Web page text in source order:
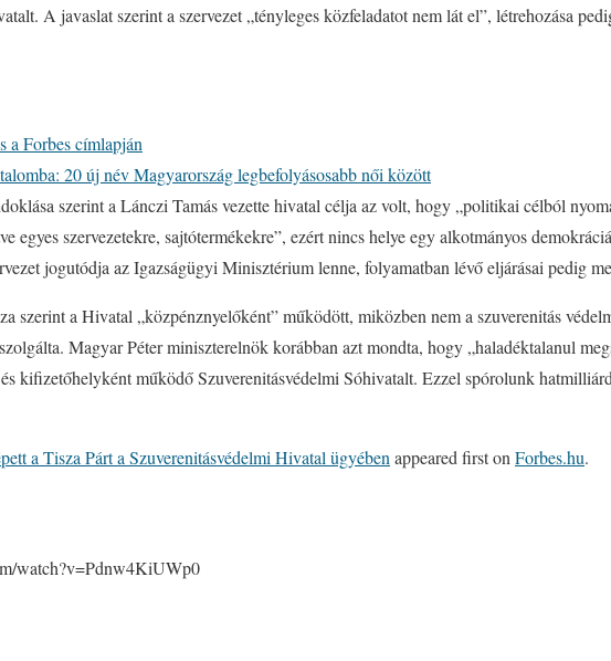
A javaslat szerint a szervezet „tényleges közfeladatot nem lát el”, létrehozása
a Forbes címlapján
20 új név Magyarország legbefolyásosabb női között
szerint a Lánczi Tamás vezette hivatal célja az volt, hogy „politikai célból
egyes szervezetekre, sajtótermékekre”, ezért nincs helye egy alkotmányos
jogutódja az Igazságügyi Minisztérium lenne, folyamatban lévő eljárásai pedig
szerint a Hivatal „közpénznyelőként” működött, miközben nem a szuverenitás
Magyar Péter miniszterelnök korábban azt mondta, hogy „haladéktalanul
kifizetőhelyként működő Szuverenitásvédelmi Sóhivatalt. Ezzel spórolunk
a Tisza Párt a Szuverenitásvédelmi Hivatal ügyében appeared first on Forbes.hu.
watch?v=Pdnw4KiUWp0